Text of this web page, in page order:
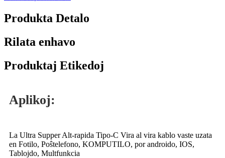
Produkta Detalo
Rilata enhavo
Produktaj Etikedoj
Aplikoj:
La Ultra Supper Alt-rapida Tipo-C Vira al vira kablo vaste uzata
en Fotilo, Poŝtelefono, KOMPUTILO, por androido, IOS,
Tablojdo, Multfunkcia